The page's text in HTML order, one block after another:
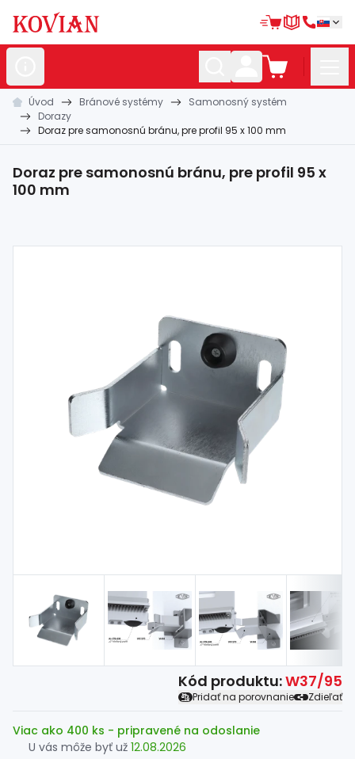
Nerezovépolotovary
Hliníkovépolotovary
Kované polotovary
Úvod Bránové systémy
Samonosný systém
Dorazy
Doraz pre samonosnú bránu, pre profil 95 x 100 mm
Doraz pre samonosnú bránu, pre profil 95 x
100 mm
Kód produktu:W37/95
Pridať na porovnanie Zdieľať
Viac ako 400 ks - pripravené na odoslanie
U vás môže byť už 12.08.2026